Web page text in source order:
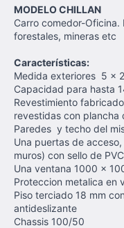
MODELO CHILLAN
Carro comedor-
forestales, mineras etc
Características:
Medida exteriores 5 x
Capacidad para hasta
Revestimiento
revestidas con plancha
Paredes y techo del
Una puertas de
muros) con sello de
Una ventana 1000 x
Proteccion metalica en
Piso terciado 18 mm
antideslizante
Chassis 100/50